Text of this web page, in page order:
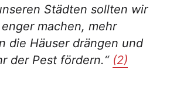
Städten sollten wir
machen, mehr
die Häuser drängen und
der Pest fördern.“ (2)